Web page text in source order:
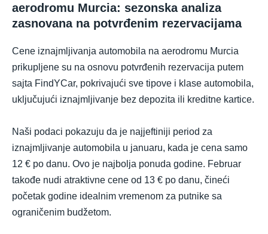
aerodromu Murcia: sezonska analiza
zasnovana na potvrđenim rezervacijama
Cene iznajmljivanja automobila na aerodromu Murcia
prikupljene su na osnovu potvrđenih rezervacija putem
sajta FindYCar, pokrivajući sve tipove i klase automobila,
uključujući iznajmljivanje bez depozita ili kreditne kartice.
Naši podaci pokazuju da je najjeftiniji period za
iznajmljivanje automobila u januaru, kada je cena samo
12 € po danu. Ovo je najbolja ponuda godine. Februar
takođe nudi atraktivne cene od 13 € po danu, čineći
početak godine idealnim vremenom za putnike sa
ograničenim budžetom.